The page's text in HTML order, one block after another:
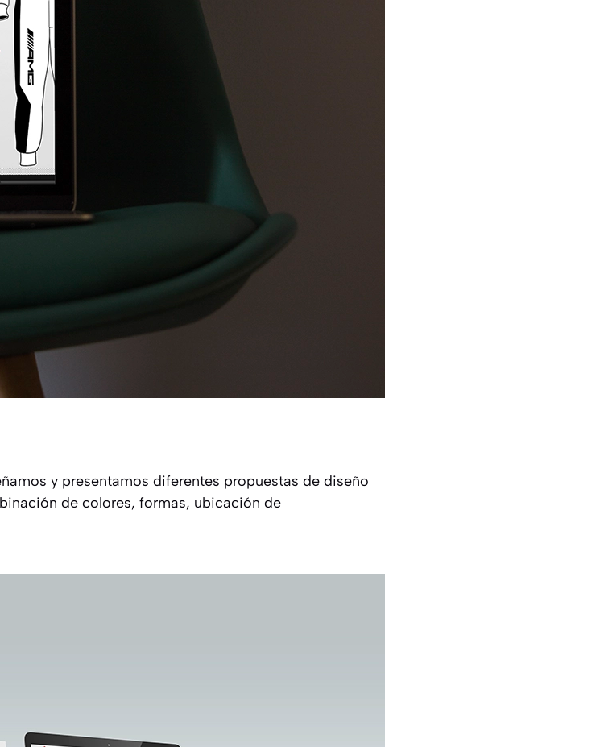
y presentamos diferentes propuestas de diseño
de colores, formas, ubicación de